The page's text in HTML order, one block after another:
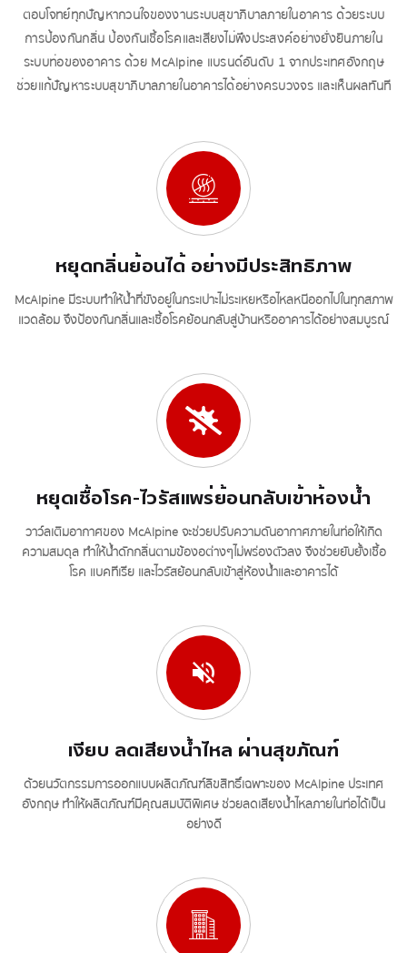
ตอบโจทย์ทุกปัญหากวนใจของงานระบบสุขาภิบาลภายในอาคาร ด้วยระบบ
การป้องกันกลิ่น ป้องกันเชื้อโรคและเสียงไม่พึงประสงค์อย่างยั่งยืนภายใน
ระบบท่อของอาคาร ด้วย McAlpine แบรนด์อันดับ 1 จากประเทศอังกฤษ
ช่วยแก้ปัญหาระบบสุขาภิบาลภายในอาคารได้อย่างครบวงจร และเห็นผลทันที
หยุดกลิ่นย้อนได้ อย่างมีประสิทธิภาพ
McAlpine มีระบบทำให้น้ำที่ขังอยู่ในกระเปาะไม่ระเหยหรือไหลหนีออกไปในทุกสภาพ
แวดล้อม จึงป้องกันกลิ่นและเชื้อโรคย้อนกลับสู่บ้านหรืออาคารได้อย่างสมบูรณ์
หยุดเชื้อโรค-ไวรัสแพร่ย้อนกลับเข้าห้องน้ำ
วาว์ลเติมอากาศของ McAlpine จะช่วยปรับความดันอากาศภายในท่อให้เกิด
ความสมดุล ทำให้น้ำดักกลิ่นตามข้องอต่างๆไม่พร่องตัวลง จึงช่วยยับยั้งเชื้อ
โรค แบคทีเรีย และไวรัสย้อนกลับเข้าสู่ห้องน้ำและอาคารได้
เงียบ ลดเสียงน้ำไหล ผ่านสุขภัณฑ์
ด้วยนวัตกรรมการออกแบบผลิตภัณฑ์ลิขสิทธิ์เฉพาะของ McAlpine ประเทศ
อังกฤษ ทำให้ผลิตภัณฑ์มีคุณสมบัติพิเศษ ช่วยลดเสียงน้ำไหลภายในท่อได้เป็น
อย่างดี